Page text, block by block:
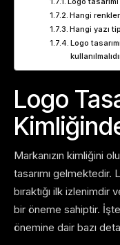
Hangi
Hangi yazı
Logo
Logo
Markanızın kimliğini
tasarımı gelmektedir.
bıraktığı ilk
bir öneme sahiptir.
önemine dair bazı